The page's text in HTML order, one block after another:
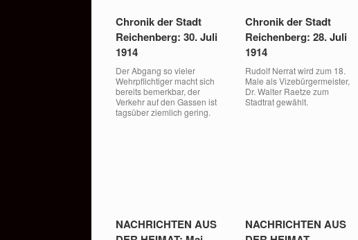
Chronik der Stadt
Reichenberg: 30. Juli
1914
Der Abgang so vieler
Wehrpflichtiger macht sich
bereits bemerkbar, der
Verkehr auf den Gassen ist
tagsüber ziemlich gering.
Chronik der Stadt
Reichenberg: 28. Juli
1914
Rudolf Nerrat wird zum 18.
Male als Vizebürgermeister,
Dr. Walter Raetze zum
Stadtrat gewählt.
NACHRICHTEN AUS
NACHRICHTEN AUS